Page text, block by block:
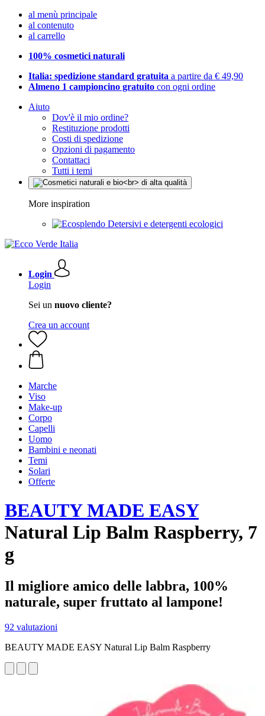
al menù principale
al contenuto
al carrello
100% cosmetici naturali
Italia: spedizione standard gratuita a partire da € 49,90
Almeno 1 campioncino gratuito con ogni ordine
Aiuto
Dov'è il mio ordine?
Restituzione prodotti
Costi di spedizione
Opzioni di pagamento
Contattaci
Tutti i temi
More inspiration
Detersivi e detergenti ecologici
Login
Login
Sei un nuovo cliente?
Crea un account
Marche
Viso
Make-up
Corpo
Capelli
Uomo
Bambini e neonati
Temi
Solari
Offerte
BEAUTY MADE EASY
Natural Lip Balm Raspberry, 7
g
Il migliore amico delle labbra, 100%
naturale, super fruttato al lampone!
92 valutazioni
BEAUTY MADE EASY Natural Lip Balm Raspberry